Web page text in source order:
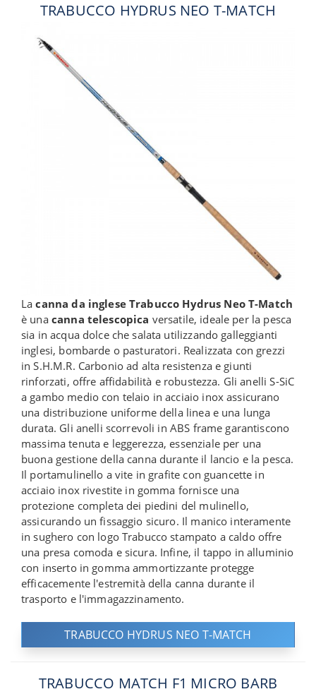
TRABUCCO HYDRUS NEO T-MATCH
Lacanna da inglese Trabucco Hydrus Neo T-Match
è una canna telescopica versatile, ideale per la pesca
sia in acqua dolce che salata utilizzando galleggianti
inglesi, bombarde o pasturatori. Realizzata con grezzi
in S.H.M.R. Carbonio ad alta resistenza e giunti
rinforzati, offre affidabilità e robustezza. Gli anelli S-SiC
a gambo medio con telaio in acciaio inox assicurano
una distribuzione uniforme della linea e una lunga
durata. Gli anelli scorrevoli in ABS frame garantiscono
massima tenuta e leggerezza, essenziale per una
buona gestione della canna durante il lancio e la pesca.
Il portamulinello a vite in grafite con guancette in
acciaio inox rivestite in gomma fornisce una
protezione completa dei piedini del mulinello,
assicurando un fissaggio sicuro. Il manico interamente
in sughero con logo Trabucco stampato a caldo offre
una presa comoda e sicura. Infine, il tappo in alluminio
con inserto in gomma ammortizzante protegge
efficacemente l'estremità della canna durante il
trasporto e l'immagazzinamento.
TRABUCCO HYDRUS NEO T-MATCH
TRABUCCO MATCH F1 MICRO BARB